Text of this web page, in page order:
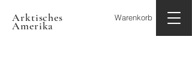
Arktisches
Amerika
Warenkorb